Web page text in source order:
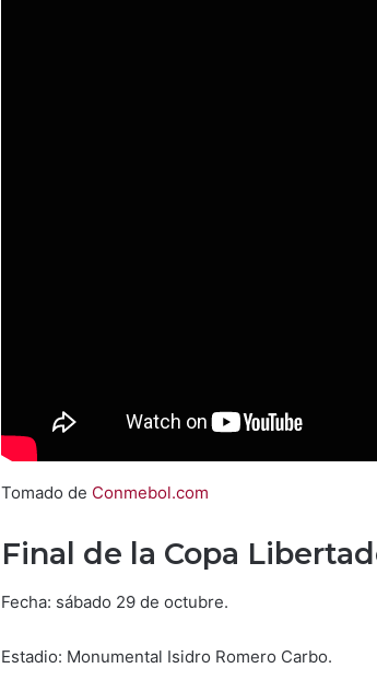
Tomado de Conmebol.com
Final de la Copa
Fecha: sábado 29 de octubre.
Estadio: Monumental Isidro Romero Carbo.